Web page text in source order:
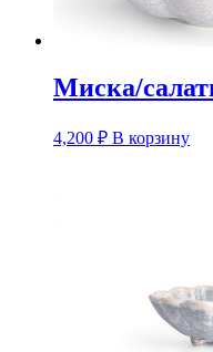
Миска/
4,200 ₽ В корзину